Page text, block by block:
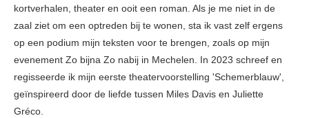
kortverhalen, theater en ooit een roman. Als je me niet in de
zaal ziet om een optreden bij te wonen, sta ik vast zelf ergens
op een podium mijn teksten voor te brengen, zoals op mijn
evenement Zo bijna Zo nabij in Mechelen. In 2023 schreef en
regisseerde ik mijn eerste theatervoorstelling 'Schemerblauw',
geïnspireerd door de liefde tussen Miles Davis en Juliette
Gréco.